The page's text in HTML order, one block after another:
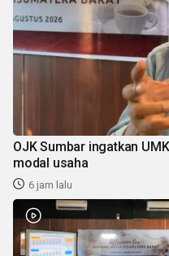
OJK Sumbar ingatkan
modal usaha
6 jam lalu